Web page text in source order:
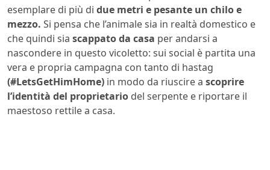
esemplare di più di due metri e pesante un chilo e
mezzo. Si pensa che l’animale sia in realtà domestico e
che quindi sia scappato da casa per andarsi a
nascondere in questo vicoletto: sui social è partita una
vera e propria campagna con tanto di hastag
(#LetsGetHimHome) in modo da riuscire a scoprire
l’identità del proprietario del serpente e riportare il
maestoso rettile a casa.